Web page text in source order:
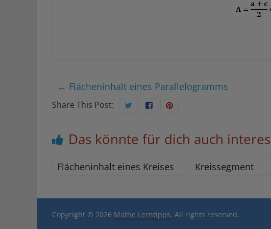
← Flächeninhalt eines Parallelogramms
Share This Post:
Das könnte für dich auch
Flächeninhalt eines Kreises Kreissegment
Copyright © 2026 Mathe Lerntipps. All rights reserved.